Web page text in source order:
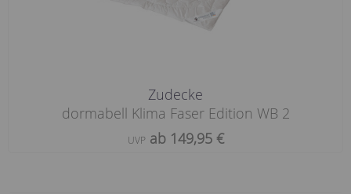
Zudecke
dormabell Klima Faser Edition WB 2
UVPab 149,95 €